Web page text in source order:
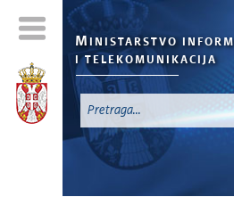
M INISTARSTVO
I TELEKOMUNIKACIJA